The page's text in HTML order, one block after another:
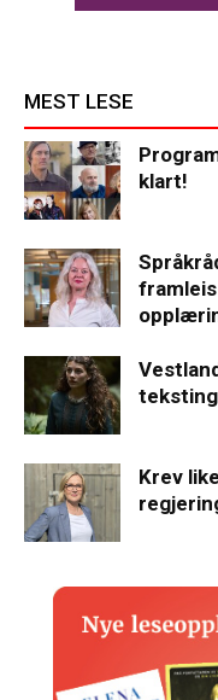
MEST LESE
klart!
teksting
Krev